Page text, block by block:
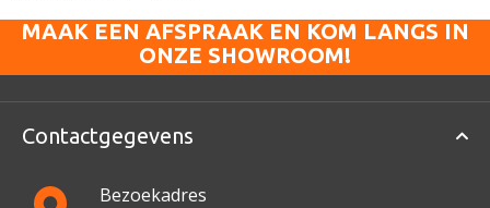
MAAK EEN AFSPRAAK EN KOM LANGS IN
ONZE SHOWROOM!
Contactgegevens
Bezoekadres